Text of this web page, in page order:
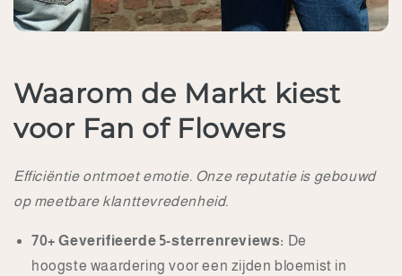
Waarom de Markt kiest
voor Fan of Flowers
Efficiëntie ontmoet emotie. Onze reputatie is gebouwd
op meetbare klanttevredenheid.
70+ Geverifieerde 5-sterrenreviews: De
hoogste waardering voor een zijden bloemist in